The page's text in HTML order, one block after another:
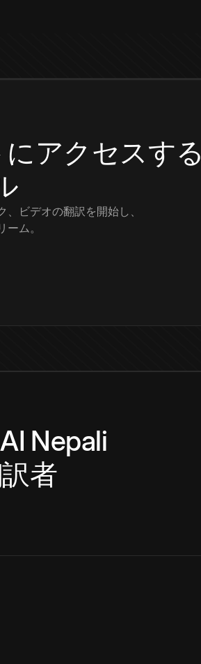
アクセスする
ビデオの翻訳を開始し、
ム。
Nepali
者